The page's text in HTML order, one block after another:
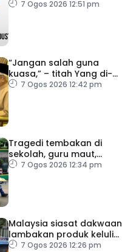
lambakan import
7 Ogos 2026 12:51 pm
“Jangan salah guna
kuasa,” – titah Yang di-
Pertuan Besar Negeri
7 Ogos 2026 12:42 pm
Tragedi tembakan di
sekolah, guru maut,
pelajar bunuh diri
7 Ogos 2026 12:34 pm
Malaysia siasat dakwaan
lambakan produk keluli
dari China, Taiwan dan
7 Ogos 2026 12:26 pm